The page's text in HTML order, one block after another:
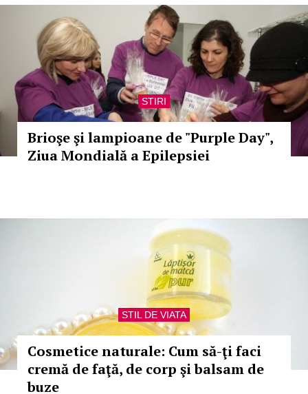
STIRI
Brioşe şi lampioane de "Purple Day",
Ziua Mondială a Epilepsiei
STIL DE VIATA
Cosmetice naturale: Cum să-ţi faci
cremă de faţă, de corp şi balsam de
buze